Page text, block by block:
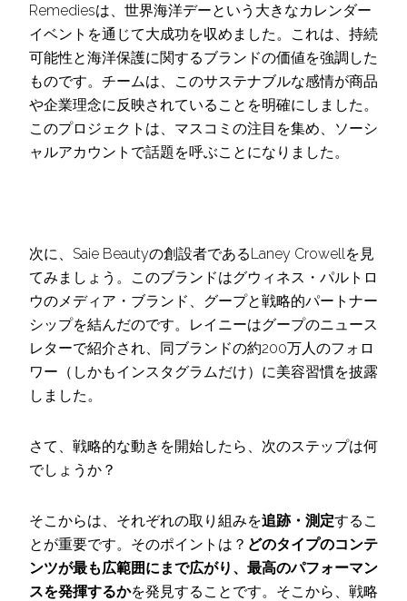
Remediesは、世界海洋デーという大きなカレンダー
イベントを通じて大成功を収めました。これは、持続
可能性と海洋保護に関するブランドの価値を強調した
ものです。チームは、このサステナブルな感情が商品
や企業理念に反映されていることを明確にしました。
このプロジェクトは、マスコミの注目を集め、ソーシ
ャルアカウントで話題を呼ぶことになりました。
次に、Saie Beautyの創設者であるLaney Crowellを見
てみましょう。このブランドはグウィネス・パルトロ
ウのメディア・ブランド、グープと戦略的パートナー
シップを結んだのです。レイニーはグープのニュース
レターで紹介され、同ブランドの約200万人のフォロ
ワー（しかもインスタグラムだけ）に美容習慣を披露
しました。
さて、戦略的な動きを開始したら、次のステップは何
でしょうか？
そこからは、それぞれの取り組みを追跡・測定するこ
とが重要です。そのポイントは？ どのタイプのコンテ
ンツが最も広範囲にまで広がり、最高のパフォーマン
スを発揮するかを発見することです。そこから、戦略